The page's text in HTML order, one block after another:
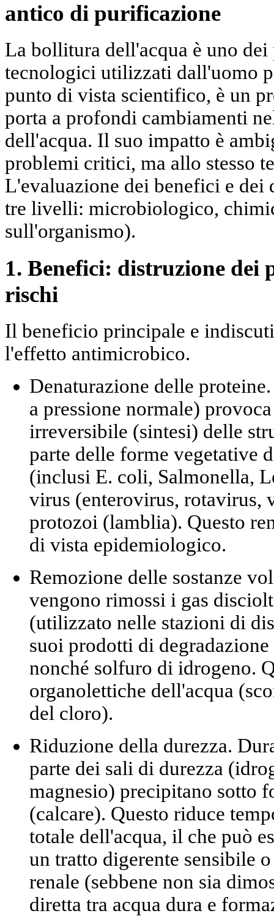
antico di purificazione
La bollitura dell'acqua è uno
tecnologici utilizzati dall'uomo
punto di vista scientifico, è un
porta a profondi cambiamenti
dell'acqua. Il suo impatto è
problemi critici, ma allo stesso
L'evaluazione dei benefici e dei
tre livelli: microbiologico,
sull'organismo).
1. Benefici: distruzione dei
rischi
Il beneficio principale e
l'effetto antimicrobico.
Denaturazione delle proteine.
a pressione normale)
irreversibile (sintesi) delle
parte delle forme vegetative
(inclusi E. coli, Salmonella,
virus (enterovirus, rotavirus,
protozoi (lamblia). Questo
di vista epidemiologico.
Remozione delle sostanze
vengono rimossi i gas
(utilizzato nelle stazioni di
suoi prodotti di
nonché solfuro di idrogeno.
organolettiche dell'acqua
del cloro).
Riduzione della durezza.
parte dei sali di durezza
magnesio) precipitano sotto
(calcare). Questo riduce
totale dell'acqua, il che può
un tratto digerente sensibile
renale (sebbene non sia
diretta tra acqua dura e